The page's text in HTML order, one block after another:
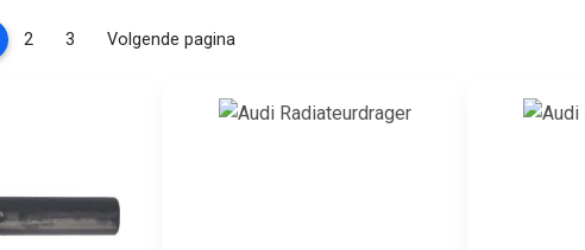
(current)
2 3 Volgende pagina